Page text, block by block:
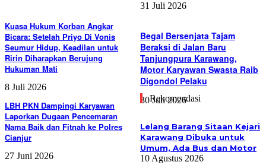
Kuasa Hukum Korban Angkar
Bicara: Setelah Priyo Di Vonis
Seumur Hidup, Keadilan untuk
Ririn Diharapkan Berujung
Hukuman Mati
8 Juli 2026
LBH PKN Dampingi Karyawan
Laporkan Dugaan Pencemaran
Nama Baik dan Fitnah ke Polres
Cianjur
27 Juni 2026
31 Juli 2026
Begal Bersenjata Tajam
Beraksi di Jalan Baru
Tanjungpura Karawang,
Motor Karyawan Swasta Raib
Digondol Pelaku
30 Juli 2026
Rekomendasi
Lelang Barang Sitaan Kejari
Karawang Dibuka untuk
Umum, Ada Bus dan Motor
10 Agustus 2026